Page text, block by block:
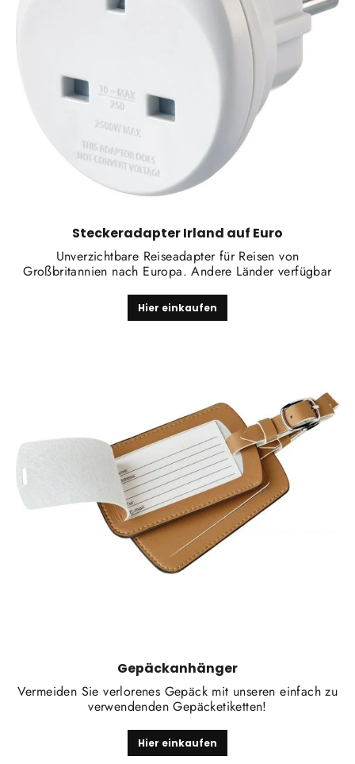
Steckeradapter Irland auf Euro
Unverzichtbare Reiseadapter für Reisen von
Großbritannien nach Europa. Andere Länder verfügbar
Hier einkaufen
Gepäckanhänger
Vermeiden Sie verlorenes Gepäck mit unseren einfach zu
verwendenden Gepäcketiketten!
Hier einkaufen